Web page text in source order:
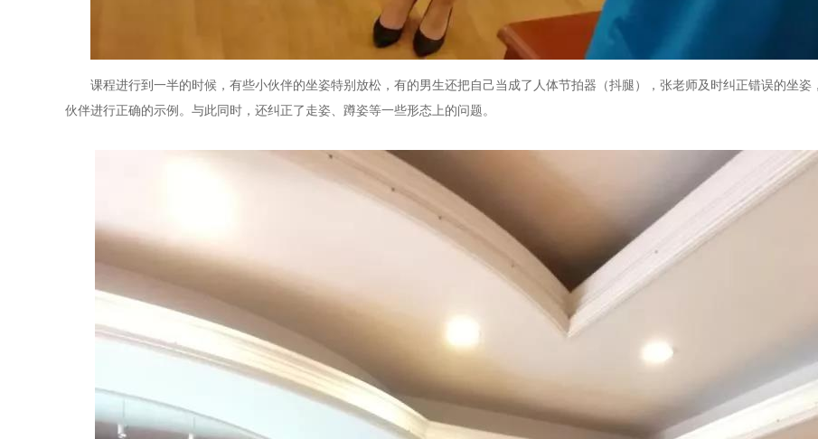
课程进行到一半的时候，有些小伙伴的坐姿特别放松，有的男生还把自己当成了人体节拍器（抖腿），张老师及时纠正错误的坐姿
伙伴进行正确的示例。与此同时，还纠正了走姿、蹲姿等一些形态上的问题。